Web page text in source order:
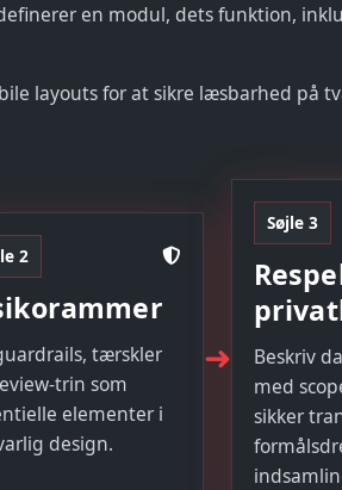
en modul, dets funktion,
layouts for at sikre læsbarhed på
2
tærskler
trin som
elementer i
design.
➜
Søjle 3
Beskriv
med
sikker